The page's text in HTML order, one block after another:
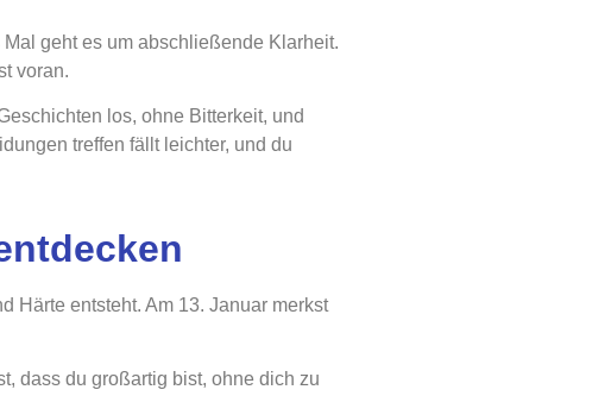
geht es um abschließende Klarheit.
voran.
los, ohne Bitterkeit, und
treffen fällt leichter, und du
Härte entsteht. Am 13. Januar merkst
dass du großartig bist, ohne dich zu